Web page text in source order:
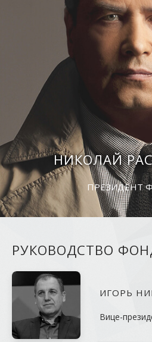
НИКОЛАЙ
ПРЕЗИДЕНТ
РУКОВОДСТВО
ИГОРЬ
Вице-